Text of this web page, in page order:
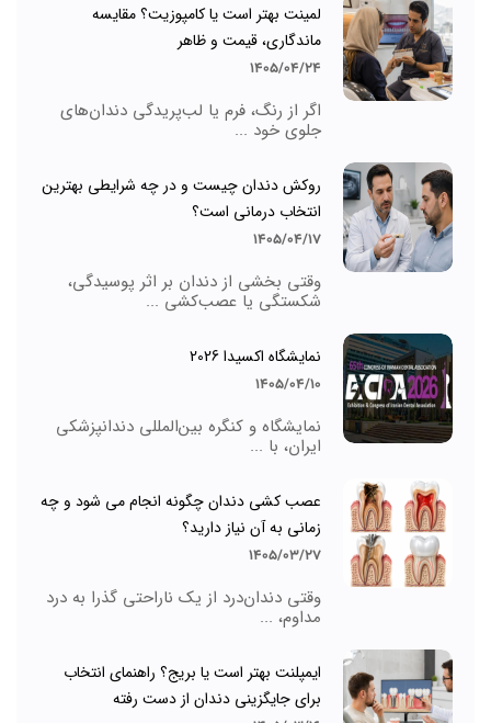
لمینت بهتر است یا کامپوزیت؟ مقایسه
ماندگاری، قیمت و ظاهر
1405/04/24
اگر از رنگ، فرم یا لب‌پریدگی دندان‌های
جلوی خود ...
روکش دندان چیست و در چه شرایطی بهترین
انتخاب درمانی است؟
1405/04/17
وقتی بخشی از دندان بر اثر پوسیدگی،
شکستگی یا عصب‌کشی ...
نمایشگاه اکسیدا 2026
1405/04/10
نمایشگاه و کنگره بین‌المللی دندانپزشکی
ایران، با ...
عصب کشی دندان چگونه انجام می شود و چه
زمانی به آن نیاز دارید؟
1405/03/27
وقتی دندان‌درد از یک ناراحتی گذرا به درد
مداوم، ...
ایمپلنت بهتر است یا بریج؟ راهنمای انتخاب
برای جایگزینی دندان از دست رفته